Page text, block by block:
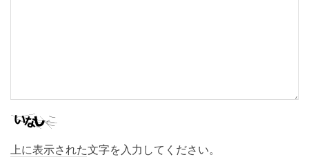
上に表示された文字を入力してください。